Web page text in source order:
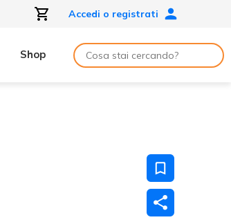
Accedi o registrati
Shop